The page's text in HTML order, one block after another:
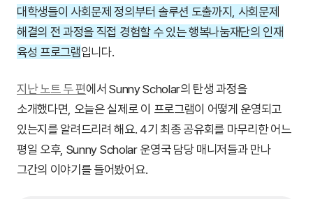
대학생들이 사회문제 정의부터 솔루션 도출까지, 사회문제
해결의 전 과정을 직접 경험할 수 있는 행복나눔재단의 인재
육성 프로그램입니다.
지난 노트 두 편에서 Sunny Scholar의 탄생 과정을
소개했다면, 오늘은 실제로 이 프로그램이 어떻게 운영되고
있는지를 알려드리려 해요. 4기 최종 공유회를 마무리한 어느
평일 오후, Sunny Scholar 운영국 담당 매니저들과 만나
그간의 이야기를 들어봤어요.